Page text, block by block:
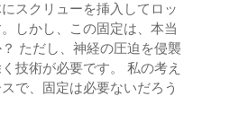
スクリューを挿入してロッ
しかし、この固定は、本当
ただし、神経の圧迫を侵襲
技術が必要です。 私の考え
で、固定は必要ないだろう